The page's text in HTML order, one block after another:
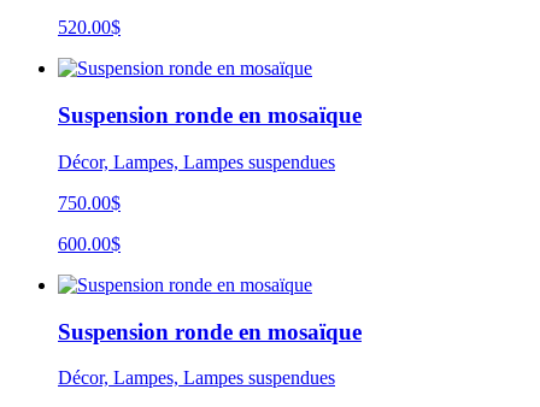
520.00$
Suspension ronde en mosaïque
Décor, Lampes, Lampes suspendues
750.00$
600.00$
Suspension ronde en mosaïque
Décor, Lampes, Lampes suspendues